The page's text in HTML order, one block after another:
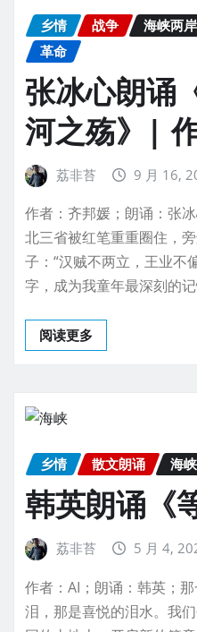
乡情 战争 海峡两岸
革命
张冰心朗诵
河之殇》|
荔非苔 9 月 16,
作者：齐邦媛；朗诵：张
北三省被红笔重重圈住，
子：“汉贼不两立，王业不
字，成为我童年最深刻的记
阅读更多
乡情 散文朗诵 海
韩英朗诵《
荔非苔 5 月 4,
作者：AI；朗诵：韩英；
泪，那是喜悦的泪水。我